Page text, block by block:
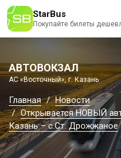
StarBus
Покупайте билеты
АВТОВОКЗАЛ
АС «Восточный», г. Казань
Главная
Новости
Открывается НОВЫЙ
Казань – с.Ст. Дрожжаное